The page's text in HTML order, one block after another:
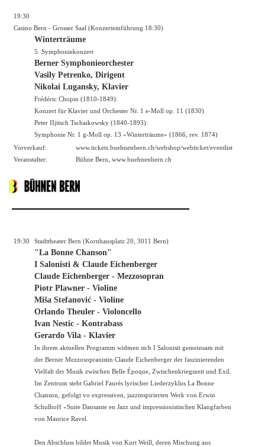
19:30
Casino Bern - Grosser Saal (Konzerteinführung 18:30)
Winterträume
5. Symphoniekonzert
Berner Symphonieorchester
Vasily Petrenko, Dirigent
Nikolai Lugansky, Klavier
Frédéric Chopin (1810-1849):
Konzert für Klavier und Orchester Nr. 1 e-Moll op. 11 (1830)
Peter IIjitsch Tschaikowsky (1840-1893):
Symphonie Nr. 1 g-Moll op. 13 «Winterträume» (1866, rev. 1874)
Vorverkauf:
www.tickets.buehnenbern.ch/webshop/webticket/eventlist
Veranstalter:
Bühne Bern, www.buehnenbern.ch
19:30 Stadttheater Bern (Kornhausplatz 20, 3011 Bern)
"La Bonne Chanson"
I Salonisti & Claude Eichenberger
Claude Eichenberger - Mezzosopran
Piotr Plawner - Violine
Miša Stefanović - Violine
Orlando Theuler - Violoncello
Ivan Nestic - Kontrabass
Gerardo Vila - Klavier
In ihrem aktuellen Programm widmen sich I Salonisti gemeinsam mit
der Berner Mezzosopranistin Claude Eichenberger der faszinierenden
Vielfalt der Musik zwischen Belle Époque, Zwischenkriegszeit und Exil.
Im Zentrum steht Gabriel Faurés lyrischer Liederzyklus La Bonne
Chanson, gefolgt vo expressiven, jazzinspirierten Werk von Erwin
Schulhoff «Suite Dansante en Jazz und impressionistischen Klangfarben
von Maurice Ravel.
Den Abschluss bildet Musik von Kurt Weill, deren Mischung aus